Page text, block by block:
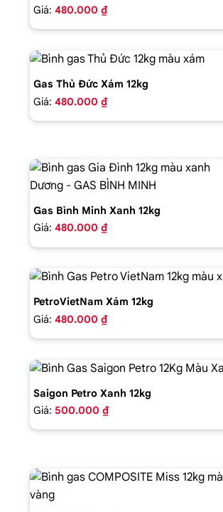
Giá: 480.000 ₫
Gas Thủ Đức Xám 12kg
Giá: 480.000 ₫
Gas Bình Minh Xanh 12kg
Giá: 480.000 ₫
PetroVietNam Xám 12kg
Giá: 480.000 ₫
Saigon Petro Xanh 12kg
Giá: 500.000 ₫